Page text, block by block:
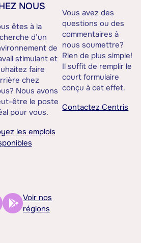
NOUS
êtes à la
d’un
de
stimulant et
faire
chez
Nous avons
être le poste
pour vous.
les emplois
Vous avez des
questions ou des
commentaires à
nous soumettre?
Rien de plus simple!
Il suffit de remplir le
court formulaire
conçu à cet effet.
Contactez Centris
Voir nos
régions